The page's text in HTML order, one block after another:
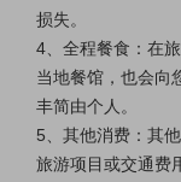
损失。
4、全程餐食：在
当地餐馆，也会向
丰简由个人。
5、其他消费： 其
旅游项目或交通费